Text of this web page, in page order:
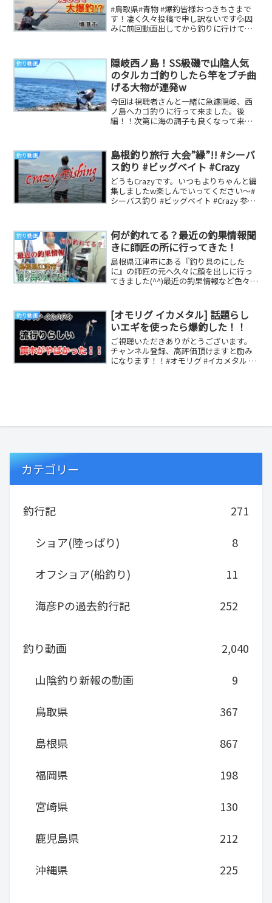
#鳥取県#青物 #爆釣皆様おつきちさまで
す！凄く久々投稿で申し訳ないです💦因
みに前回動画出してから釣りに行けてま
釣り動画
隠岐西ノ島！SS級磯で山陰人気
のタルカゴ釣りしたら竿をブチ曲
げる大物が連発w
今回は視聴者さんと一緒に急遽隠岐、西
ノ島へカゴ釣りに行って来ました。後
編！！次第に海の調子も良くなって来て
釣り動画
島根釣り旅行 大会”縁”!! #シーバ
ス釣り #ビッグベイト #Crazy
どうもCrazyです。いつもよりちゃんと編
集しましたw楽しんでいってください〜#
シーバス釣り #ビッグベイト #Crazy 参考
釣り動画
何が釣れてる？最近の釣果情報聞
きに師匠の所に行ってきた！
島根県江津市にある『釣り具のにした
に』の師匠の元へ久々に顔を出しに行っ
てきました(^^)最近の釣果情報など色々お
釣り動画
[オモリグ イカメタル] 話題らし
いエギを使ったら爆釣した！！
ご視聴いただきありがとうございます。
チャンネル登録、高評価頂けますと励み
になります！！#オモリグ #イカメタル #
カテゴリー
釣行記
271
ショア(陸っぱり)
8
オフショア(船釣り)
11
海彦Pの過去釣行記
252
釣り動画
2,040
山陰釣り新報の動画
9
鳥取県
367
島根県
867
福岡県
198
宮崎県
130
鹿児島県
212
沖縄県
225